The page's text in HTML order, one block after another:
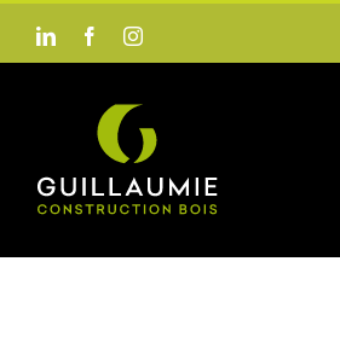
LinkedInFacebookInstagram